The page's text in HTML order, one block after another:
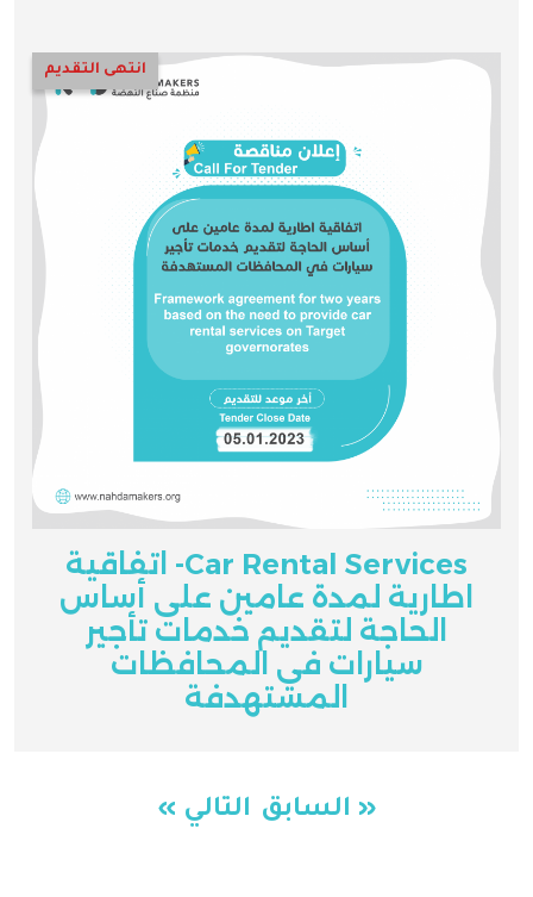
انتهى التقديم
Car Rental Services- اتفاقية
اطارية لمدة عامين على أساس
الحاجة لتقديم خدمات تأجير
سيارات في المحافظات
المستهدفة
« السابق التالي »